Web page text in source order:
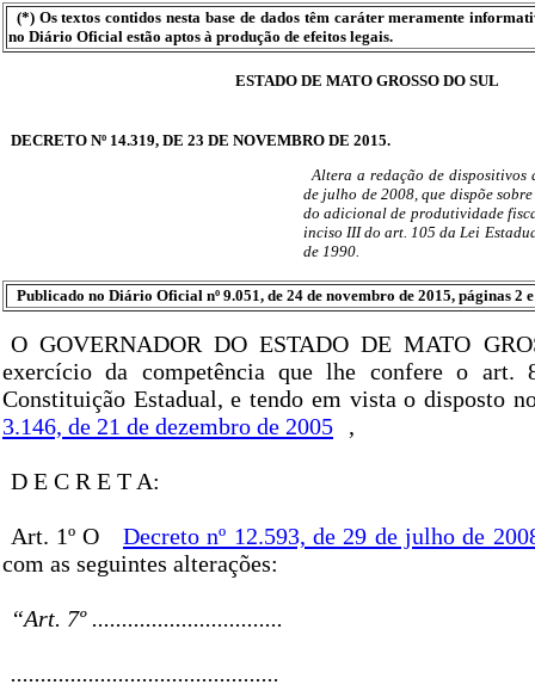
(*) Os textos contidos nesta base de dados têm caráter meramente
no Diário Oficial estão aptos à produção de efeitos legais.
ESTADO DE MATO GROSSO DO SUL
DECRETO Nº 14.319, DE 23 DE NOVEMBRO DE 2015.
Altera a redação de dispositivos
de julho de 2008, que dispõe
do adicional de produtividade
inciso III do art. 105 da Lei
de 1990.
Publicado no Diário Oficial nº 9.051, de 24 de novembro de 2015, páginas 2
O GOVERNADOR DO ESTADO DE MATO
exercício da competência que lhe confere o
Constituição Estadual, e tendo em vista o disposto
3.146, de 21 de dezembro de 2005
,
D E C R E T A:
Art. 1º O
Decreto nº 12.593, de 29 de julho de
com as seguintes alterações:
“Art. 7º ................................
.............................................